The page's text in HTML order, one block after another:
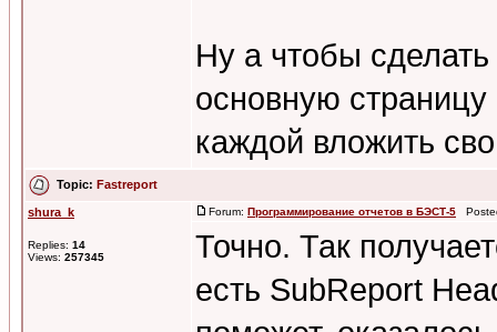
Ну а чтобы сделать
основную
каждой вложить
Topic: Fastreport
shura_k
Replies: 14
Views: 257345
Forum: Программирование отчетов в БЭСТ-5
Точно. Так
есть SubReport